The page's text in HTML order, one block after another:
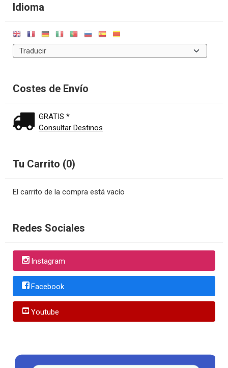
Idioma
Costes de Envío
GRATIS *
Consultar Destinos
Tu Carrito (0)
El carrito de la compra está vacío
Redes Sociales
Instagram
Facebook
Youtube